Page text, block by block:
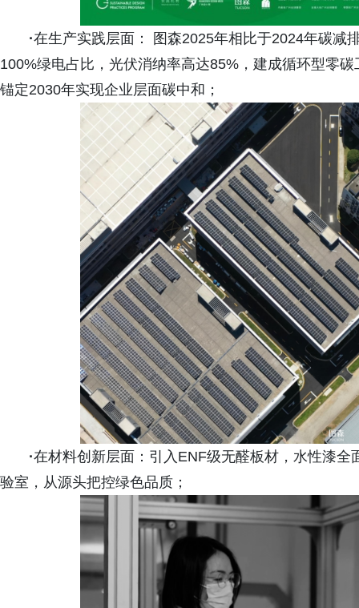
·在生产实践层面： 图森2025年相比于2024年碳减
100%绿电占比，光伏消纳率高达85%，建成循环型零
锚定2030年实现企业层面碳中和；
·在材料创新层面：引入ENF级无醛板材，水性漆
验室，从源头把控绿色品质；